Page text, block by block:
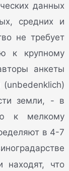
данных
средних и
не требует
к крупному
анкеты
(unbedenklich)
земли, - в
к мелкому
в 4-7
находят, что